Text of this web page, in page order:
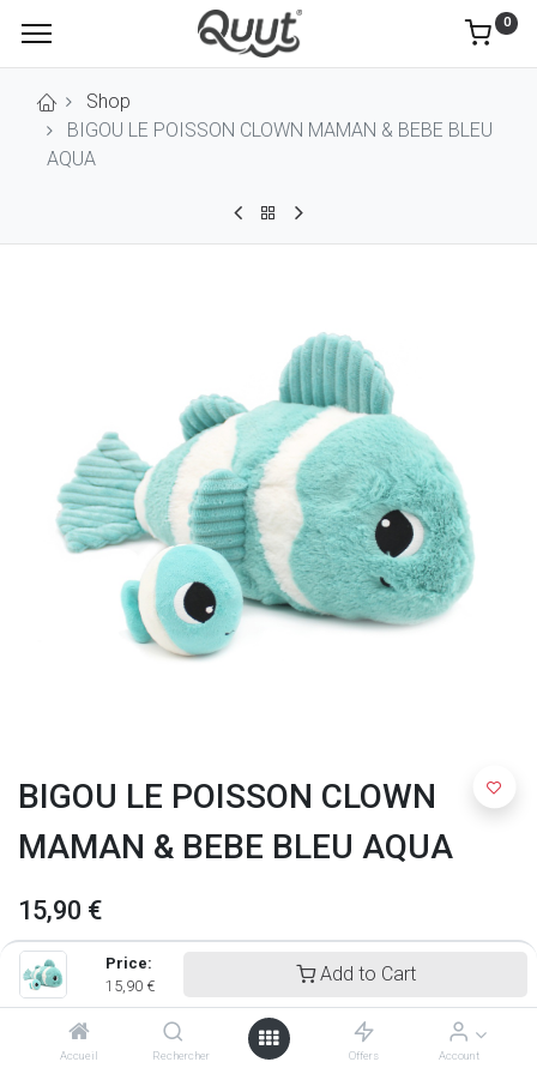
Price:
15,90 €
Add to Cart
Accueil Rechercher Offers Account
0
Shop
BIGOU LE POISSON CLOWN MAMAN & BEBE BLEU
AQUA
BIGOU LE POISSON CLOWN
MAMAN & BEBE BLEU AQUA
15,90 €